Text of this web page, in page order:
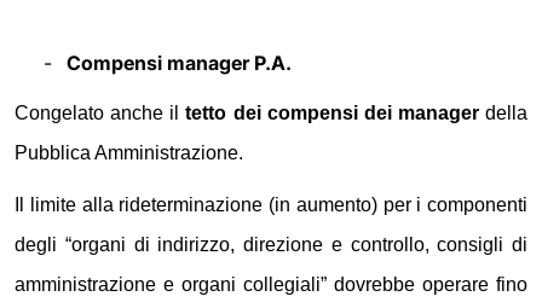
- Compensi manager P.A.
Congelato anche iltetto dei compensi dei managerdella
Pubblica Amministrazione.
Il limite alla rideterminazione (in aumento) per i componenti
degli “organi di indirizzo, direzione e controllo, consigli di
amministrazione e organi collegiali” dovrebbe operare fino